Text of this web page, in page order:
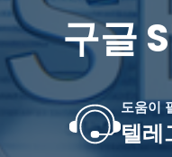
구글
도움이
텔레